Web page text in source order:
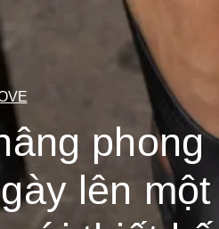
phong
lên một